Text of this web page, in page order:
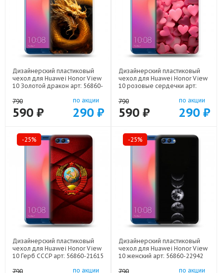
Дизайнерский пластиковый
чехол для Huawei Honor View
10 Золотой дракон арт: 56860-
790
590 ₽
по акции
290 ₽
Дизайнерский пластиковый
чехол для Huawei Honor View
10 розовые сердечки арт:
790
590 ₽
по акции
290 ₽
-25%
Дизайнерский пластиковый
чехол для Huawei Honor View
10 Герб СССР арт: 56860-21615
790 по акции
-25%
Дизайнерский пластиковый
чехол для Huawei Honor View
10 женский арт: 56860-22942
790 по акции